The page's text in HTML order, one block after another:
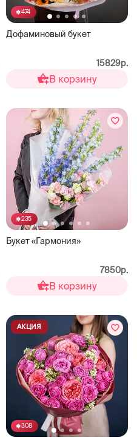
474
Дофаминовый букет
15829р.
В корзину
235
Букет «Гармония»
7850р.
В корзину
308
АКЦИЯ